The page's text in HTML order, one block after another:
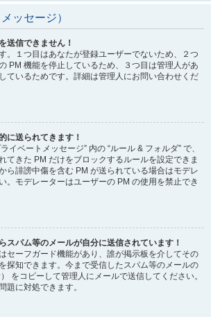
ッセージ）
送信できません！
。１つ目はあなたが登録ユーザーでないため、２つ
PM 機能を停止しているため、３つ目は管理人があ
ているためです。詳細は管理人にお問い合わせくだ
に送られてきます！
イベートメッセージ” 内の “ルール & フォルダ” で、
てきた PM だけをブロックするルールを設定できま
ら誹謗中傷を含む PM が送られている場合はモデレ
。モデレーターはユーザーの PM の使用を禁止でき
スパム等のメールが自分に送信されています！
セーフガード機能があり、誰が掲示板を介してその
探知できます。今まで受信したスパム等のメールの
をコピーして管理人にメールで送信してください。
題に対処できます。